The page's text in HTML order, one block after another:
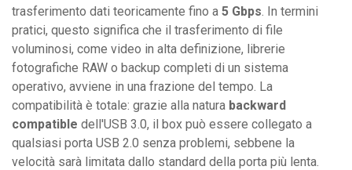
trasferimento dati teoricamente fino a 5 Gbps. In termini
pratici, questo significa che il trasferimento di file
voluminosi, come video in alta definizione, librerie
fotografiche RAW o backup completi di un sistema
operativo, avviene in una frazione del tempo. La
compatibilità è totale: grazie alla natura backward
compatible dell'USB 3.0, il box può essere collegato a
qualsiasi porta USB 2.0 senza problemi, sebbene la
velocità sarà limitata dallo standard della porta più lenta.